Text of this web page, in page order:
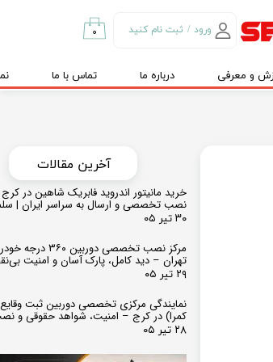
ورود / ثبت نام کنید
تغییر گذر واژه
۰
و معرفی درباره ما تماس با ما
خرید مانیتور اندروید فابریک شاهین در
نصب تخصصی و ارسال به سراسر ایران |
۳۰ تیر ۰۵
مرکز نصب تخصصی
تهران – دید کامل، پارک آسان و امنیت
۲۹ تیر ۰۵
نمایندگی مرکزی تخصصی دوربین ثبت
کمرا) در کرج – امنیت، شواهد حقوقی و
۲۸ تیر ۰۵
​​آخرین مقالات